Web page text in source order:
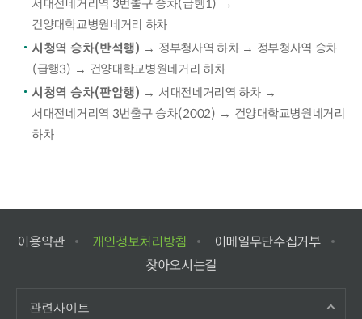
건양대학교병원네거리 하차
시청역 승차(반석행) → 정부청사역 하차 → 정부청사역 승차
(급행3) → 건양대학교병원네거리 하차
시청역 승차(판암행) → 서대전네거리역 하차 →
서대전네거리역 3번출구 승차(2002) → 건양대학교병원네거리
하차
이용약관 개인정보처리방침
이메일무단수집거부
찾아오시는길
관련사이트